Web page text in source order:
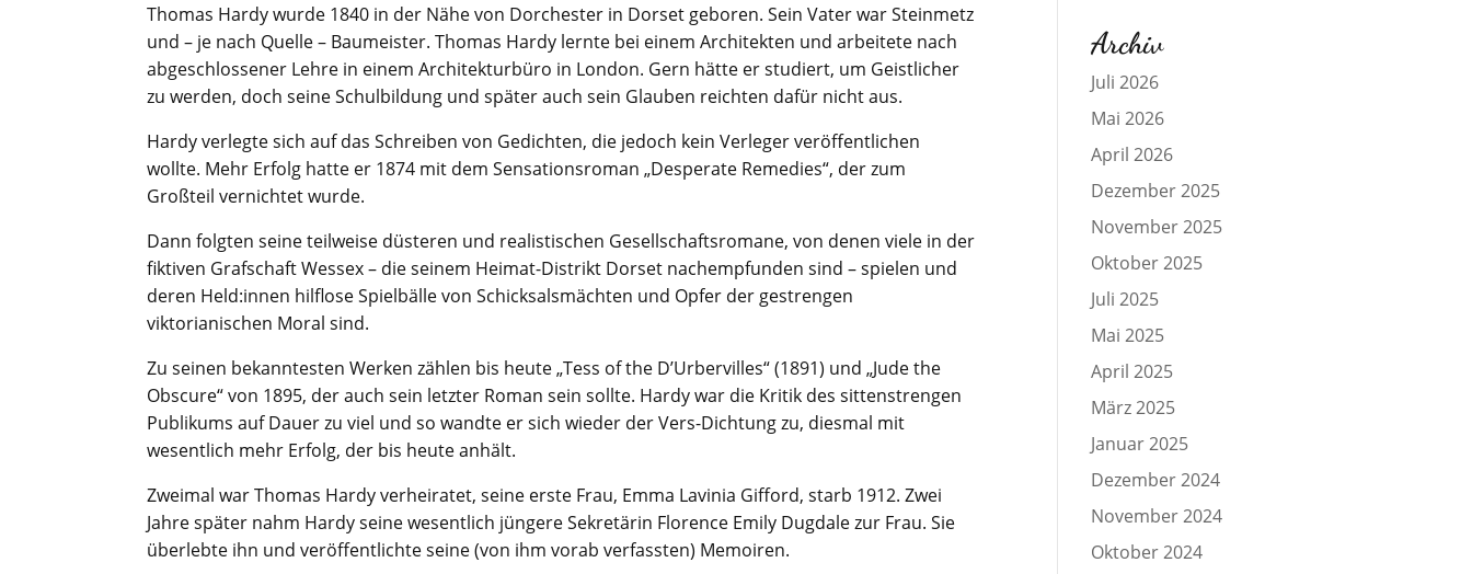
Thomas Hardy wurde 1840 in der Nähe von Dorchester in Dorset geboren. Sein Vater war Steinmetz
und – je nach Quelle – Baumeister. Thomas Hardy lernte bei einem Architekten und arbeitete nach
abgeschlossener Lehre in einem Architekturbüro in London. Gern hätte er studiert, um Geistlicher
zu werden, doch seine Schulbildung und später auch sein Glauben reichten dafür nicht aus.
Hardy verlegte sich auf das Schreiben von Gedichten, die jedoch kein Verleger veröffentlichen
wollte. Mehr Erfolg hatte er 1874 mit dem Sensationsroman „Desperate Remedies“, der zum
Großteil vernichtet wurde.
Dann folgten seine teilweise düsteren und realistischen Gesellschaftsromane, von denen viele in der
fiktiven Grafschaft Wessex – die seinem Heimat-Distrikt Dorset nachempfunden sind – spielen und
deren Held:innen hilflose Spielbälle von Schicksalsmächten und Opfer der gestrengen
viktorianischen Moral sind.
Zu seinen bekanntesten Werken zählen bis heute „Tess of the D’Urbervilles“ (1891) und „Jude the
Obscure“ von 1895, der auch sein letzter Roman sein sollte. Hardy war die Kritik des sittenstrengen
Publikums auf Dauer zu viel und so wandte er sich wieder der Vers-Dichtung zu, diesmal mit
wesentlich mehr Erfolg, der bis heute anhält.
Zweimal war Thomas Hardy verheiratet, seine erste Frau, Emma Lavinia Gifford, starb 1912. Zwei
Jahre später nahm Hardy seine wesentlich jüngere Sekretärin Florence Emily Dugdale zur Frau. Sie
überlebte ihn und veröffentlichte seine (von ihm vorab verfassten) Memoiren.
Archiv
Juli 2026
Mai 2026
April 2026
Dezember 2025
November 2025
Oktober 2025
Juli 2025
Mai 2025
April 2025
März 2025
Januar 2025
Dezember 2024
November 2024
Oktober 2024